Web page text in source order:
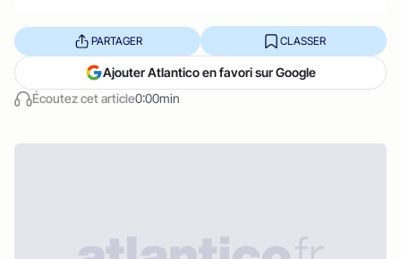
Écoutez cet article0:00min
PARTAGER CLASSER
Ajouter Atlantico en favori sur Google